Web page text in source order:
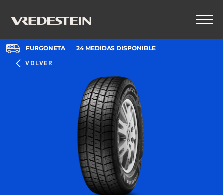
VOLVER
FURGONETA 24MEDIDAS DISPONIBLE